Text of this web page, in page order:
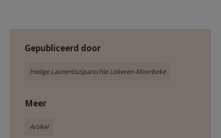
Gepubliceerd door
Heilige Laurentiusparochie Lokeren-Moerbeke
Meer
Artikel